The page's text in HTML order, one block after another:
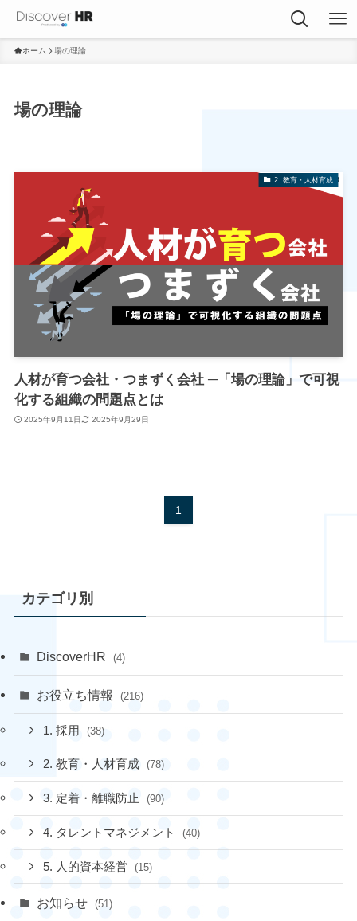
ホーム 場の理論
場の理論
2. 教育・人材育成
人材が育つ会社・つまずく会社 ─「場の理論」で可視
化する組織の問題点とは
2025年9月11日 2025年9月29日
1
カテゴリ別
DiscoverHR (4)
お役立ち情報 (216)
1. 採用 (38)
2. 教育・人材育成 (78)
3. 定着・離職防止 (90)
4. タレントマネジメント (40)
5. 人的資本経営 (15)
お知らせ (51)